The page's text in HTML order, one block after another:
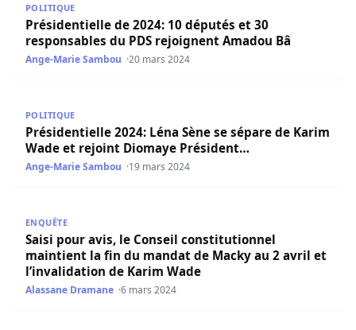
POLITIQUE
Présidentielle de 2024: 10 députés et 30
responsables du PDS rejoignent Amadou Bâ
Ange-Marie Sambou 20 mars 2024
POLITIQUE
Présidentielle 2024: Léna Sène se sépare de Karim
Wade et rejoint Diomaye Président…
Ange-Marie Sambou 19 mars 2024
ENQUÊTE
Saisi pour avis, le Conseil constitutionnel
maintient la fin du mandat de Macky au 2 avril et
l’invalidation de Karim Wade
Alassane Dramane 6 mars 2024